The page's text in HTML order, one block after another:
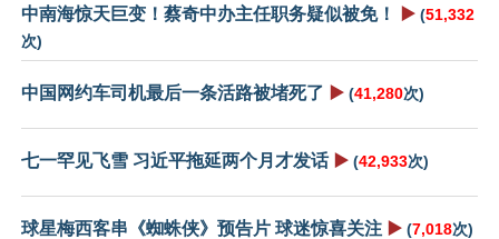
中南海惊天巨变！蔡奇中办主任职务疑似被免！ ▶️ (51,332
次)
中国网约车司机最后一条活路被堵死了 ▶️ (41,280次)
七一罕见飞雪 习近平拖延两个月才发话 ▶️ (42,933次)
球星梅西客串《蜘蛛侠》预告片 球迷惊喜关注 ▶️ (7,018次)